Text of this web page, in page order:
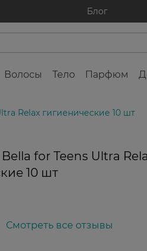
Блог
Волосы Тело Парфюм
Relax гигиенические 10 шт
for Teens Ultra
10 шт
Смотреть все отзывы